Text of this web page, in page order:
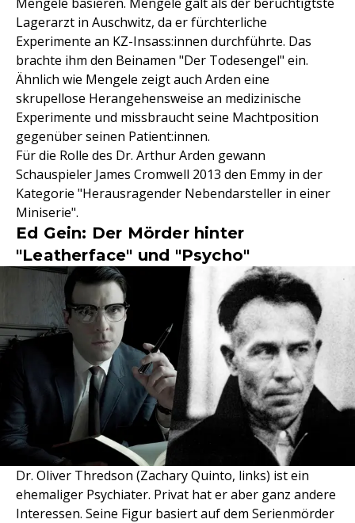
Lagerarzt in Auschwitz, da er fürchterliche
Experimente an KZ-Insass:innen durchführte. Das
brachte ihm den Beinamen "Der Todesengel" ein.
Ähnlich wie Mengele zeigt auch Arden eine
skrupellose Herangehensweise an medizinische
Experimente und missbraucht seine Machtposition
gegenüber seinen Patient:innen.
Für die Rolle des Dr. Arthur Arden gewann
Schauspieler James Cromwell 2013 den Emmy in der
Kategorie "Herausragender Nebendarsteller in einer
Miniserie".
Ed Gein: Der Mörder hinter
"Leatherface" und "Psycho"
Dr. Oliver Thredson (Zachary Quinto, links) ist ein
ehemaliger Psychiater. Privat hat er aber ganz andere
Interessen. Seine Figur basiert auf dem Serienmörder